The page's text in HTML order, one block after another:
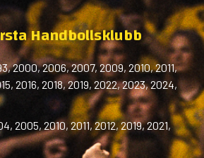
Handbollsklubb
2000, 2006, 2007, 2009, 2010, 2011,
2016, 2018, 2019, 2022, 2023, 2024,
2005, 2010, 2011, 2012, 2019, 2021,